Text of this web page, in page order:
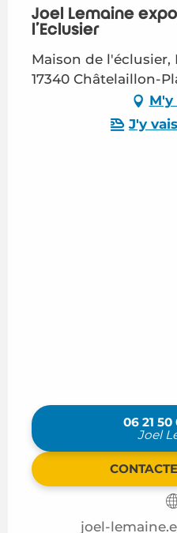
Joël Lemaine
l'Eclusier
Maison de l'éclusier,
17340 Châtelaillon-
J'y
06 21 50
Joel
joel-